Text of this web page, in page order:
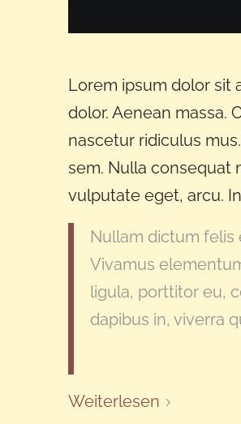
Lorem ipsum dolor sit
dolor. Aenean massa.
nascetur ridiculus
sem. Nulla consequat
vulputate eget, arcu.
Nullam dictum felis
Vivamus
ligula, porttitor eu,
dapibus in, viverra
Weiterlesen